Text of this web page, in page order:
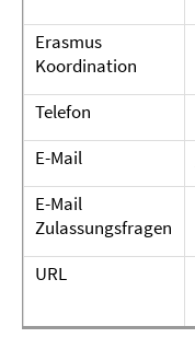
Erasmus
Koordination
Telefon
E-Mail
E-Mail
Zulassungsfragen
URL